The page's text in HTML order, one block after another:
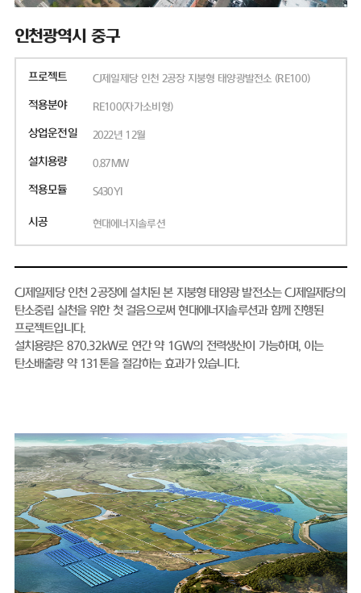
인천광역시 중구
프로젝트 CJ제일제당 인천 2공장 지붕형 태양광발전소 (RE100)
적용분야 RE100(자가소비형)
상업운전일 2022년 12월
설치용량 0.87MW
적용모듈 S430YI
시공 현대에너지솔루션
CJ제일제당 인천 2공장에 설치된 본 지붕형 태양광 발전소는 CJ제일제당의
탄소중립 실천을 위한 첫 걸음으로써 현대에너지솔루션과 함께 진행된
프로젝트입니다.
설치용량은 870.32kW로 연간 약 1GW의 전력생산이 가능하며, 이는
탄소배출량 약 131톤을 절감하는 효과가 있습니다.